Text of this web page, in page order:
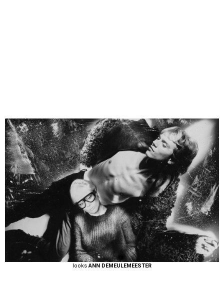
looksANN DEMEULEMEESTER